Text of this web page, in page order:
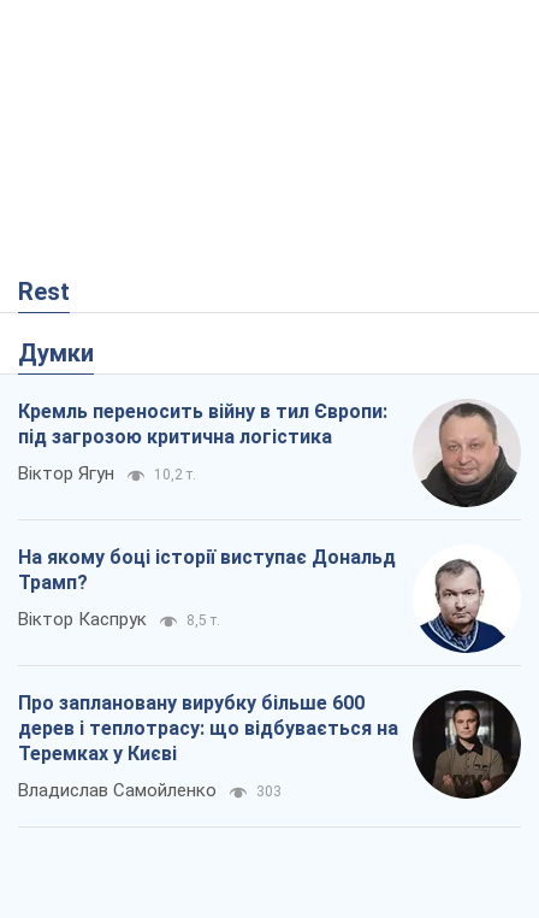
Rest
Думки
Кремль переносить війну в тил Європи:
під загрозою критична логістика
Віктор Ягун 10,2 т.
На якому боці історії виступає Дональд
Трамп?
Віктор Каспрук 8,5 т.
Про заплановану вирубку більше 600
дерев і теплотрасу: що відбувається на
Теремках у Києві
Владислав Самойленко 303